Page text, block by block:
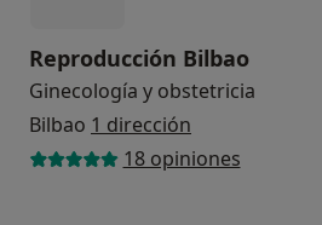
Reproducción Bilbao
Ginecología y obstetricia
Bilbao 1 dirección
18 opiniones